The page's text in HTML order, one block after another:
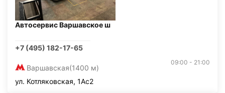
Автосервис Варшавское ш
+7 (495) 182-17-65
Варшавская(1400 м)
09:00 - 21:00
ул. Котляковская, 1Ас2